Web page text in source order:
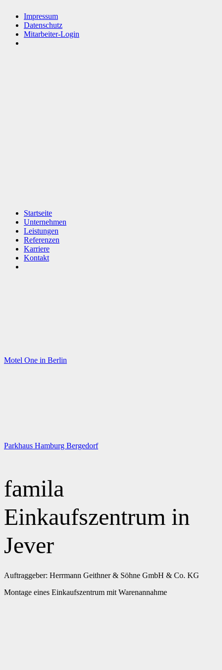
Impressum
Datenschutz
Mitarbeiter-Login
Startseite
Unternehmen
Leistungen
Referenzen
Karriere
Kontakt
Motel One in Berlin
Parkhaus Hamburg Bergedorf
famila
Einkaufszentrum in
Jever
Auftraggeber: Herrmann Geithner & Söhne GmbH & Co. KG
Montage eines Einkaufszentrum mit Warenannahme